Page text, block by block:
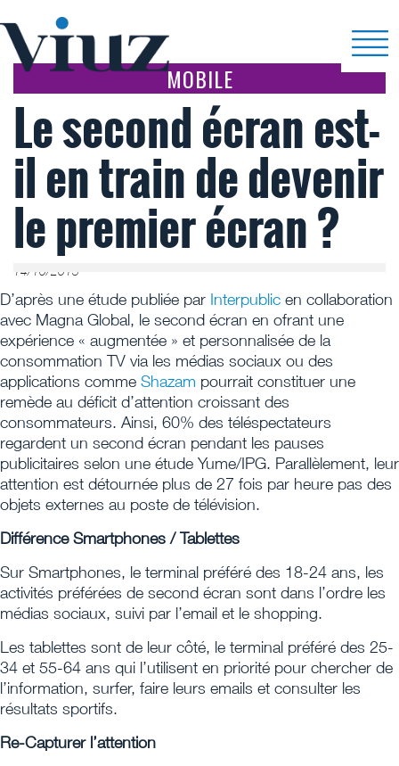
MOBILE
Le second écran est-
il en train de devenir
le premier écran ?
14/10/2013
D’après une étude publiée par Interpublic en collaboration
avec Magna Global, le second écran en ofrant une
expérience « augmentée » et personnalisée de la
consommation TV via les médias sociaux ou des
applications comme Shazam pourrait constituer une
remède au déficit d’attention croissant des
consommateurs. Ainsi, 60% des téléspectateurs
regardent un second écran pendant les pauses
publicitaires selon une étude Yume/IPG. Parallèlement, leur
attention est détournée plus de 27 fois par heure pas des
objets externes au poste de télévision.
Différence Smartphones / Tablettes
Sur Smartphones, le terminal préféré des 18-24 ans, les
activités préférées de second écran sont dans l’ordre les
médias sociaux, suivi par l’email et le shopping.
Les tablettes sont de leur côté, le terminal préféré des 25-
34 et 55-64 ans qui l’utilisent en priorité pour chercher de
l’information, surfer, faire leurs emails et consulter les
résultats sportifs.
Re-Capturer l’attention